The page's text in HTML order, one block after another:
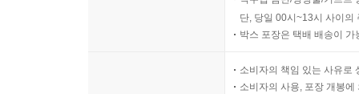
단, 당일 00시~13시 사이의
박스 포장은 택배 배송이
소비자의 책임 있는 사유로
소비자의 사용, 포장 개봉